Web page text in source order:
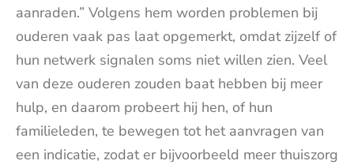
aanraden.” Volgens hem worden problemen bij
ouderen vaak pas laat opgemerkt, omdat zijzelf of
hun netwerk signalen soms niet willen zien. Veel
van deze ouderen zouden baat hebben bij meer
hulp, en daarom probeert hij hen, of hun
familieleden, te bewegen tot het aanvragen van
een indicatie, zodat er bijvoorbeeld meer thuiszorg